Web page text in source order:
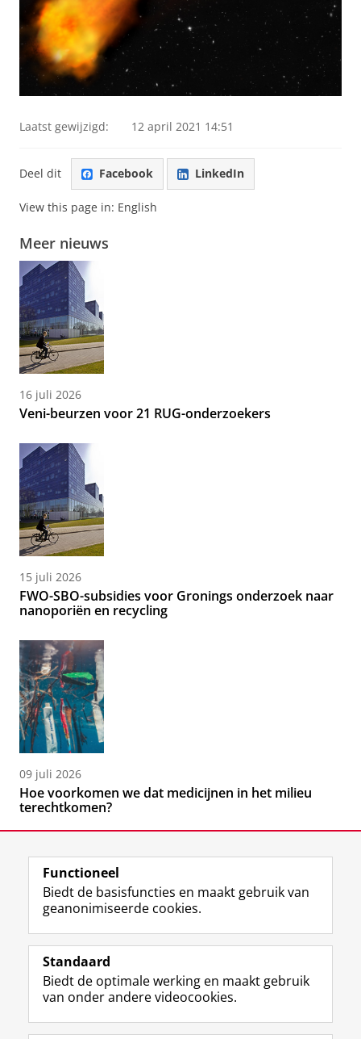
Laatst gewijzigd: 12 april 2021 14:51
Deel dit Facebook LinkedIn
View this page in: English
Meer nieuws
16 juli 2026
Veni-beurzen voor 21 RUG-onderzoekers
15 juli 2026
FWO-SBO-subsidies voor Gronings onderzoek naar
nanoporiën en recycling
09 juli 2026
Hoe voorkomen we dat medicijnen in het milieu
terechtkomen?
Volg de RUG
F
a
e
b
o
L
i
k
e
I
R
S
-
f
e
I
n
t
r
Y
o
T
e
Studiekiezers
Functioneel
Biedt de basisfuncties en maakt gebruik van
geanonimiseerde cookies.
Standaard
Biedt de optimale werking en maakt gebruik
van onder andere videocookies.